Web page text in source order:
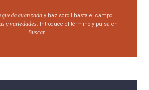
avanzada y haz scroll hasta el campo
y variedades. Introduce el término y pulsa en
Buscar.